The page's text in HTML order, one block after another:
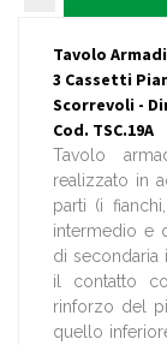
Tavolo
3 Cassetti
Scorrevoli -
Cod. TSC.19A
Tavolo
realizzato in
parti (i
intermedio e
di
il contatto
rinforzo del
quello